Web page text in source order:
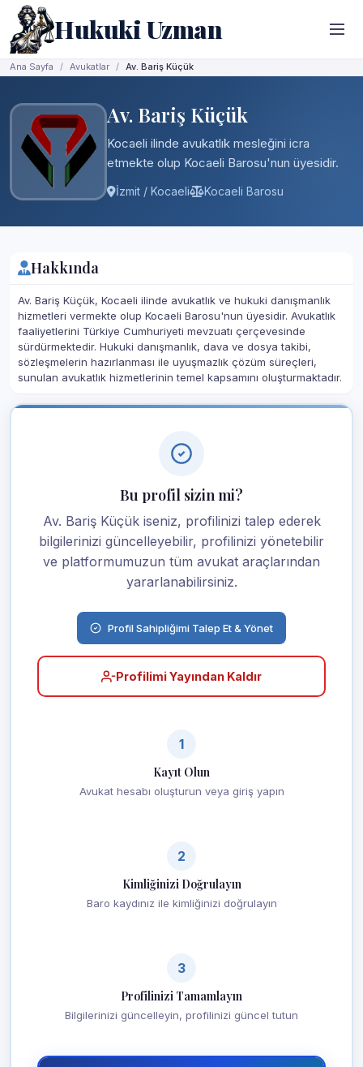
Hukuki Uzman
Ana Sayfa Avukatlar Av. Bariş Küçük
Av. Bariş Küçük
Kocaeli ilinde avukatlık mesleğini icra
etmekte olup Kocaeli Barosu'nun üyesidir.
İzmit / Kocaeli Kocaeli Barosu
Hakkında
Av. Bariş Küçük, Kocaeli ilinde avukatlık ve hukuki danışmanlık
hizmetleri vermekte olup Kocaeli Barosu'nun üyesidir. Avukatlık
faaliyetlerini Türkiye Cumhuriyeti mevzuatı çerçevesinde
sürdürmektedir. Hukuki danışmanlık, dava ve dosya takibi,
sözleşmelerin hazırlanması ile uyuşmazlık çözüm süreçleri,
sunulan avukatlık hizmetlerinin temel kapsamını oluşturmaktadır.
Bu profil sizin mi?
Av. Bariş Küçük iseniz, profilinizi talep ederek
bilgilerinizi güncelleyebilir, profilinizi yönetebilir
ve platformumuzun tüm avukat araçlarından
yararlanabilirsiniz.
Profil Sahipliğimi Talep Et & Yönet
Profilimi Yayından Kaldır
1
Kayıt Olun
Avukat hesabı oluşturun veya giriş yapın
2
Kimliğinizi Doğrulayın
Baro kaydınız ile kimliğinizi doğrulayın
3
Profilinizi Tamamlayın
Bilgilerinizi güncelleyin, profilinizi güncel tutun